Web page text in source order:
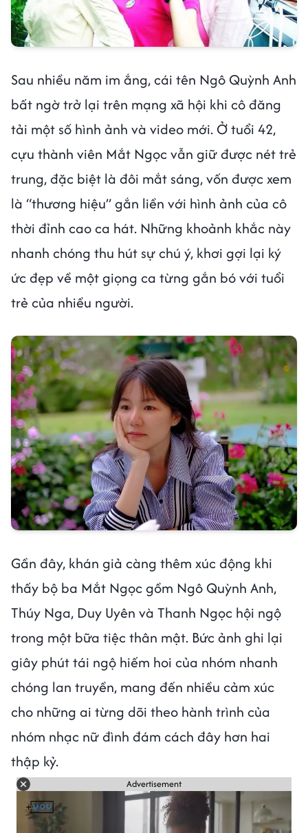
Sau nhiều năm im ắng, cái tên Ngô Quỳnh Anh
bất ngờ trở lại trên mạng xã hội khi cô đăng
tải một số hình ảnh và video mới. Ở tuổi 42,
cựu thành viên Mắt Ngọc vẫn giữ được nét trẻ
trung, đặc biệt là đôi mắt sáng, vốn được xem
là “thương hiệu” gắn liền với hình ảnh của cô
thời đỉnh cao ca hát. Những khoảnh khắc này
nhanh chóng thu hút sự chú ý, khơi gợi lại ký
ức đẹp về một giọng ca từng gắn bó với tuổi
trẻ của nhiều người.
Gần đây, khán giả càng thêm xúc động khi
thấy bộ ba Mắt Ngọc gồm Ngô Quỳnh Anh,
Thúy Nga, Duy Uyên và Thanh Ngọc hội ngộ
trong một bữa tiệc thân mật. Bức ảnh ghi lại
giây phút tái ngộ hiếm hoi của nhóm nhanh
chóng lan truyền, mang đến nhiều cảm xúc
cho những ai từng dõi theo hành trình của
nhóm nhạc nữ đình đám cách đây hơn hai
thập kỷ.
Advertisement